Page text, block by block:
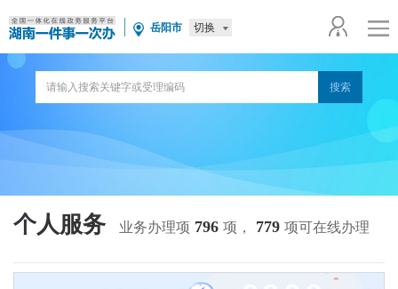
岳阳市 切换
个人服务 业务办理项 796 项， 779 项可在线办理